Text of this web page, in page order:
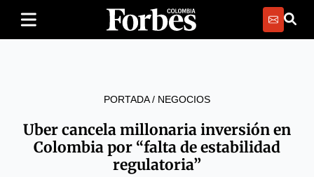
PORTADA/ NEGOCIOS
Uber cancela millonaria inversión en
Colombia por “falta de estabilidad
regulatoria”